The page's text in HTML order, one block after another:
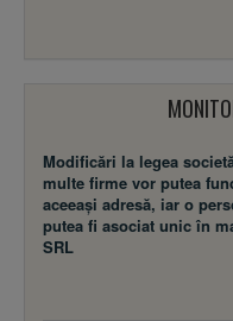
Modificări la legea
multe firme vor putea
aceeaşi adresă, iar o
putea fi asociat unic în
SRL